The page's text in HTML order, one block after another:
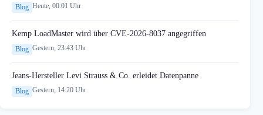
Blog Heute, 00:01 Uhr
Kemp LoadMaster wird über CVE-2026-8037 angegriffen
Blog Gestern, 23:43 Uhr
Jeans-Hersteller Levi Strauss & Co. erleidet Datenpanne
Blog Gestern, 14:20 Uhr